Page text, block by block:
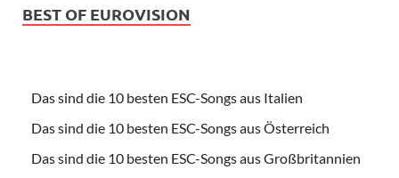
BEST OF EUROVISION
Das sind die 10 besten ESC-Songs aus Italien
Das sind die 10 besten ESC-Songs aus Österreich
Das sind die 10 besten ESC-Songs aus Großbritannien